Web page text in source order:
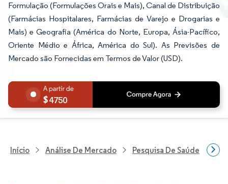
Formulação (Formulações Orais e Mais), Canal de Distribuição
(Farmácias Hospitalares, Farmácias de Varejo e Drogarias e
Mais) e Geografia (América do Norte, Europa, Ásia-Pacífico,
Oriente Médio e África, América do Sul). As Previsões de
Mercado são Fornecidas em Termos de Valor (USD).
4750
Início Análise De Mercado Pesquisa De Saúde